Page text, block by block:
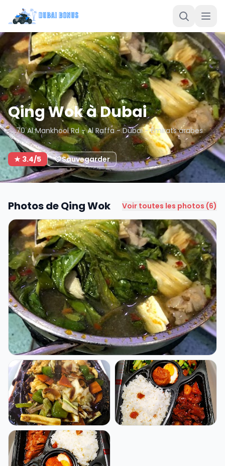
Qing Wok à Dubai
70 Al Mankhool Rd - Al Raffa - Dubai - Émirats arabes
unis
★ 3.4/5
Sauvegarder
Photos de Qing Wok Voir toutes les photos (6)